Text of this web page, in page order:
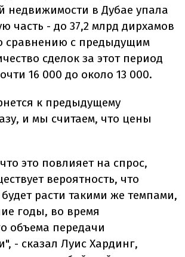
недвижимости в Дубае упала
часть - до 37,2 млрд дирхамов
сравнению с предыдущим
сделок за этот период
16 000 до около 13 000.
к предыдущему
и мы считаем, что цены
это повлияет на спрос,
вероятность, что
расти такими же темпами,
годы, во время
объема передачи
- сказал Луис Хардинг,